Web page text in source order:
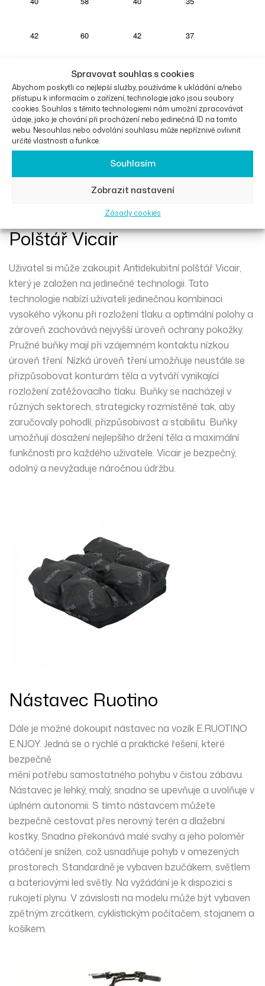
Spravovat souhlas s cookies
Abychom poskytli co nejlepší služby, používáme k ukládání a/nebo
přístupu k informacím o zařízení, technologie jako jsou soubory
cookies. Souhlas s těmito technologiemi nám umožní zpracovávat
údaje, jako je chování při procházení nebo jedinečná ID na tomto
webu. Nesouhlas nebo odvolání souhlasu může nepříznivě ovlivnit
určité vlastnosti a funkce.
Souhlasím
Zobrazit nastavení
Zásady cookies
42 60 42 37
44
46 64 46 41
Maximální nosnost je 120 kg.
Příslušenství k vozíku
Polštář Vicair
Uživatel si může zakoupit Antidekubitní polštář Vicair,
který je založen na jedinečné technologii. Tato
technologie nabízí uživateli jedinečnou kombinaci
vysokého výkonu při rozložení tlaku a optimální polohy a
zároveň zachovává nejvyšší úroveň ochrany pokožky.
Pružné buňky mají při vzájemném kontaktu nízkou
úroveň tření. Nízká úroveň tření umožňuje neustále se
přizpůsobovat konturám těla a vytváří vynikající
rozložení zatěžovacího tlaku. Buňky se nacházejí v
různých sektorech, strategicky rozmístěné tak, aby
zaručovaly pohodlí, přizpůsobivost a stabilitu. Buňky
umožňují dosažení nejlepšího držení těla a maximální
funkčnosti pro každého uživatele. Vicair je bezpečný,
odolný a nevyžaduje náročnou údržbu.
Nástavec Ruotino
Dále je možné dokoupit nástavec na vozík E.RUOTINO
E.NJOY. Jedná se o rychlé a praktické řešení, které
bezpečně
mění potřebu samostatného pohybu v čistou zábavu.
Nástavec je lehký, malý, snadno se upevňuje a uvolňuje v
úplném autonomii. S tímto nástavcem můžete
bezpečně cestovat přes nerovný terén a dlažební
kostky. Snadno překonává malé svahy a jeho poloměr
otáčení je snížen, což usnadňuje pohyb v omezených
prostorech. Standardně je vybaven bzučákem, světlem
a bateriovými led světly. Na vyžádání je k dispozici s
rukojetí plynu. V závislosti na modelu může být vybaven
zpětným zrcátkem, cyklistickým počítačem, stojanem a
košíkem.